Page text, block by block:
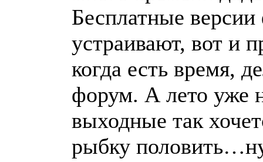
Бесплатные
устраивают, вот и
когда есть время,
форум. А лето уже
выходные так
рыбку